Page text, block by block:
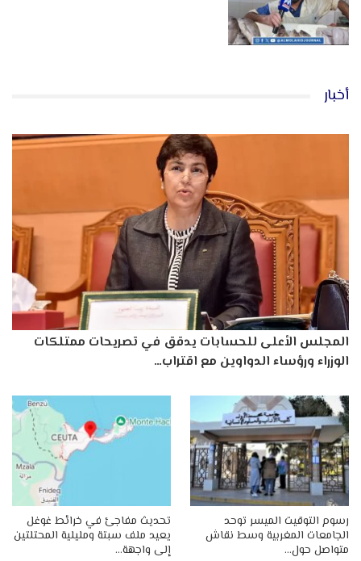
أخبار
المجلس الأعلى للحسابات يدقق في تصريحات ممتلكات
الوزراء ورؤساء الدواوين مع اقتراب…
رسوم التوقيت الميسر توحد
الجامعات المغربية وسط نقاش
متواصل حول…
تحديث مفاجئ في خرائط غوغل
يعيد ملف سبتة ومليلية المحتلتين
إلى واجهة…